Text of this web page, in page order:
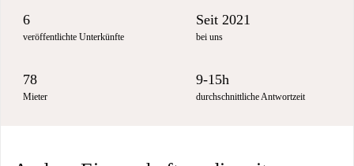
6
veröffentlichte Unterkünfte
Seit 2021
bei uns
78
Mieter
9-15h
durchschnittliche Antwortzeit